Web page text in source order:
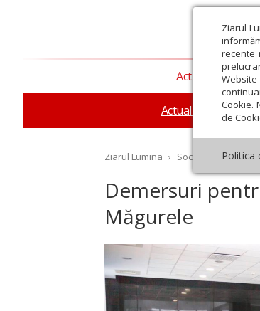
Ziarul
recente
Cookie.
de
Politica
Actualitate
Actualitate socială
Ziarul Lumina › Societate ›
Demersuri
Măgurele
Octombrie